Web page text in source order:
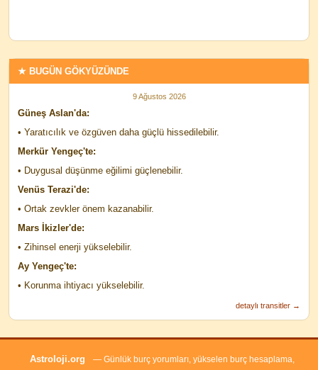
★ BUGÜN GÖKYÜZÜNDE
9 Ağustos 2026
Güneş Aslan'da:
• Yaratıcılık ve özgüven daha güçlü hissedilebilir.
Merkür Yengeç'te:
• Duygusal düşünme eğilimi güçlenebilir.
Venüs Terazi'de:
• Ortak zevkler önem kazanabilir.
Mars İkizler'de:
• Zihinsel enerji yükselebilir.
Ay Yengeç'te:
• Korunma ihtiyacı yükselebilir.
detaylı transitler →
Astroloji.org — Günlük burç yorumları, yükselen burç hesaplama,